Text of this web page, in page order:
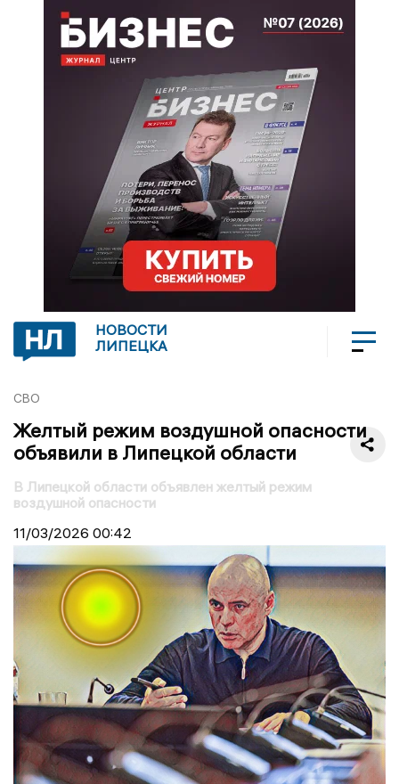
НОВОСТИ
ЛИПЕЦКА
СВО
Желтый режим воздушной опасности
объявили в Липецкой области
В Липецкой области объявлен желтый режим
воздушной опасности
11/03/2026 00:42